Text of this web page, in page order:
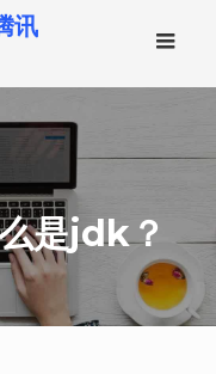
讯
是jdk？